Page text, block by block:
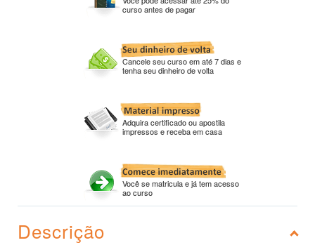
curso antes de pagar
Cancele seu curso em até 7 dias e
tenha seu dinheiro de volta
Adquira certificado ou apostila
impressos e receba em casa
Você se matricula e já tem acesso
ao curso
Descrição